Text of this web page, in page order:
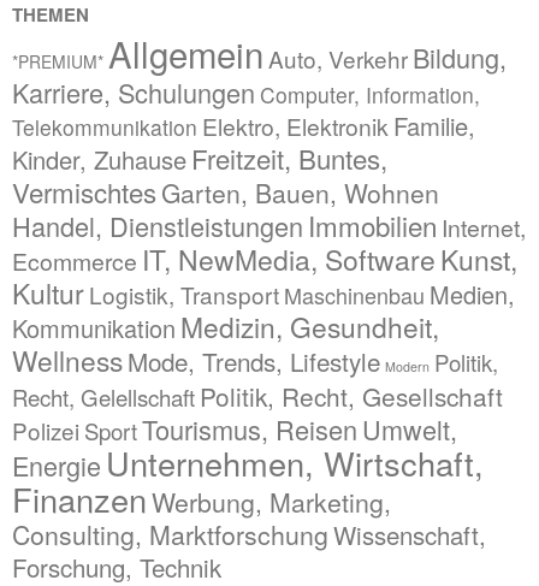
THEMEN
*PREMIUM* Allgemein Auto, VerkehrBildung,
Karriere, Schulungen Computer, Information,
Telekommunikation Elektro, Elektronik Familie,
Kinder, Zuhause Freitzeit, Buntes,
Vermischtes Garten, Bauen, Wohnen
Handel, Dienstleistungen Immobilien Internet,
Ecommerce IT, NewMedia, SoftwareKunst,
KulturLogistik, TransportMaschinenbau Medien,
Kommunikation Medizin, Gesundheit,
WellnessMode, Trends, Lifestyle Modern Politik,
Recht, Gelellschaft Politik, Recht, Gesellschaft
Polizei SportTourismus, Reisen Umwelt,
Energie Unternehmen, Wirtschaft,
FinanzenWerbung, Marketing,
Consulting, MarktforschungWissenschaft,
Forschung, Technik